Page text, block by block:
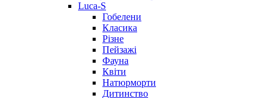
Luca-S
Гобелени
Класика
Різне
Пейзажі
Фауна
Квіти
Натюрморти
Дитинство